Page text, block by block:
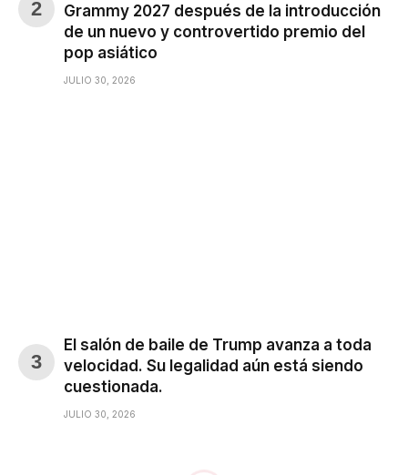
Grammy 2027 después de la introducción
de un nuevo y controvertido premio del
pop asiático
JULIO 30, 2026
El salón de baile de Trump avanza a toda
velocidad. Su legalidad aún está siendo
cuestionada.
JULIO 30, 2026